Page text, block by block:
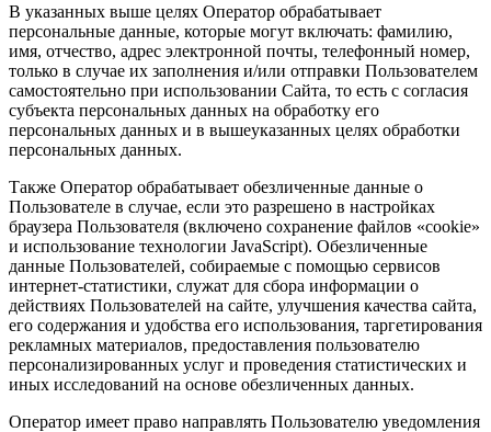
В указанных выше целях Оператор обрабатывает
персональные данные, которые могут включать: фамилию,
имя, отчество, адрес электронной почты, телефонный номер,
только в случае их заполнения и/или отправки Пользователем
самостоятельно при использовании Сайта, то есть с согласия
субъекта персональных данных на обработку его
персональных данных и в вышеуказанных целях обработки
персональных данных.
Также Оператор обрабатывает обезличенные данные о
Пользователе в случае, если это разрешено в настройках
браузера Пользователя (включено сохранение файлов «cookie»
и использование технологии JavaScript). Обезличенные
данные Пользователей, собираемые с помощью сервисов
интернет-статистики, служат для сбора информации о
действиях Пользователей на сайте, улучшения качества сайта,
его содержания и удобства его использования, таргетирования
рекламных материалов, предоставления пользователю
персонализированных услуг и проведения статистических и
иных исследований на основе обезличенных данных.
Оператор имеет право направлять Пользователю уведомления